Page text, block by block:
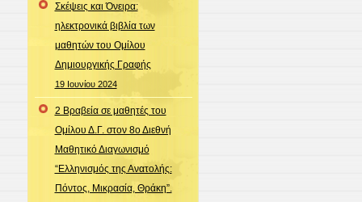
Σκέψεις και Όνειρα:
ηλεκτρονικά βιβλία των
μαθητών του Ομίλου
Δημιουργικής Γραφής
19 Ιουνίου 2024
2 Βραβεία σε μαθητές του
Ομίλου Δ.Γ. στον 8ο Διεθνή
Μαθητικό Διαγωνισμό
“Ελληνισμός της Ανατολής:
Πόντος, Μικρασία, Θράκη”.